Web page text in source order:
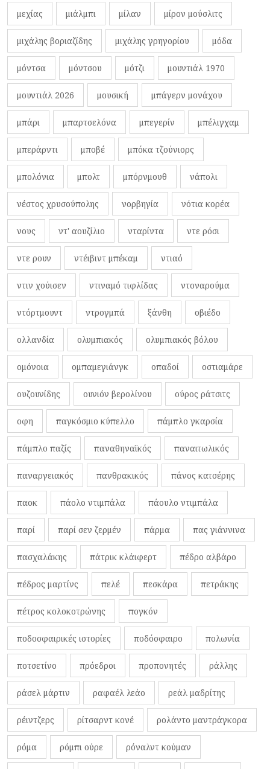
μεχίας μιάλμπι μίλαν μίρον μούσλιτς
μιχάλης βοριαζίδης μιχάλης γρηγορίου μόδα
μόντσα μόντσου μότζι μουντιάλ 1970
μουντιάλ 2026 μουσική μπάγερν μονάχου
μπάρι μπαρτσελόνα μπεγερίν μπέλιγχαμ
μπεράρντι μποβέ μπόκα τζούνιορς
μπολόνια μπολτ μπόρνμουθ νάπολι
νέστος χρυσούπολης νορβηγία νότια κορέα
νους ντ' αουζίλιο νταρίντα ντε ρόσι
ντε ρουν ντέιβιντ μπέκαμ ντιαό
ντιν χούισεν ντιναμό τιφλίδας ντοναρούμα
ντόρτμουντ ντρογμπά ξάνθη οβιέδο
ολλανδία ολυμπιακός ολυμπιακός βόλου
ομόνοια ομπαμεγιάνγκ οπαδοί οστιαμάρε
ουζουνίδης ουνιόν βερολίνου ούρος ράτσιτς
οφη παγκόσμιο κύπελλο πάμπλο γκαρσία
πάμπλο παζίς παναθηναϊκός παναιτωλικός
παναργειακός πανθρακικός πάνος κατσέρης
παοκ πάολο ντιμπάλα πάουλο ντιμπάλα
παρί παρί σεν ζερμέν πάρμα πας γιάννινα
πασχαλάκης πάτρικ κλάιφερτ πέδρο αλβάρο
πέδρος μαρτίνς πελέ πεσκάρα πετράκης
πέτρος κολοκοτρώνης πογκόν
ποδοσφαιρικές ιστορίες ποδόσφαιρο πολωνία
ποτσετίνο πρόεδροι προπονητές ράλλης
ράσελ μάρτιν ραφαέλ λεάο ρεάλ μαδρίτης
ρέιντζερς ρίτσαρντ κονέ ρολάντο μαντράγκορα
ρόμα ρόμπι ούρε ρόναλντ κούμαν